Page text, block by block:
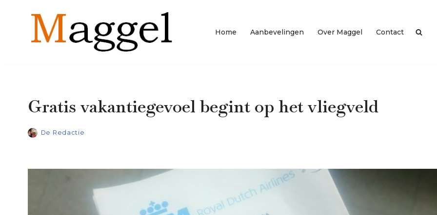
Home Aanbevelingen Over Maggel Contact
Gratis vakantiegevoel begint op het vliegveld
De Redactie